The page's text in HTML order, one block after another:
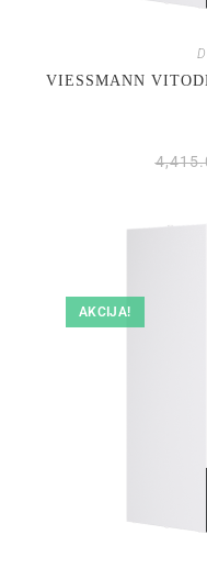
VIESSMANN
AKCIJA!